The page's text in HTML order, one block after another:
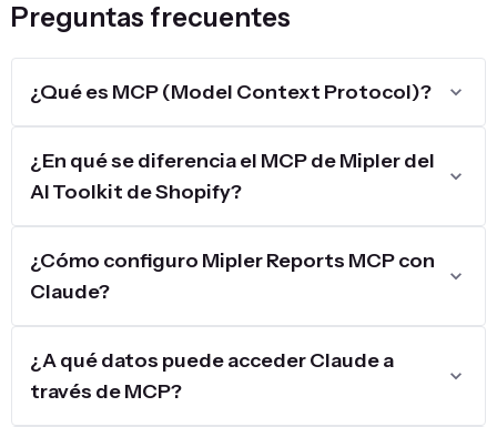
Preguntas frecuentes
¿Qué es MCP (Model Context Protocol)?
¿En qué se diferencia el MCP de Mipler del
AI Toolkit de Shopify?
¿Cómo configuro Mipler Reports MCP con
Claude?
¿A qué datos puede acceder Claude a
través de MCP?